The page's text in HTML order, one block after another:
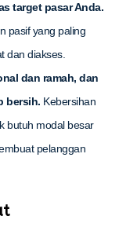
target pasar Anda.
pasif yang paling
dan diakses.
dan ramah, dan
bersih. Kebersihan
butuh modal besar
pelanggan